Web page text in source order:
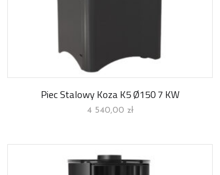
Piec Stalowy Koza K5 Ø150 7 KW
4 540,00 zł